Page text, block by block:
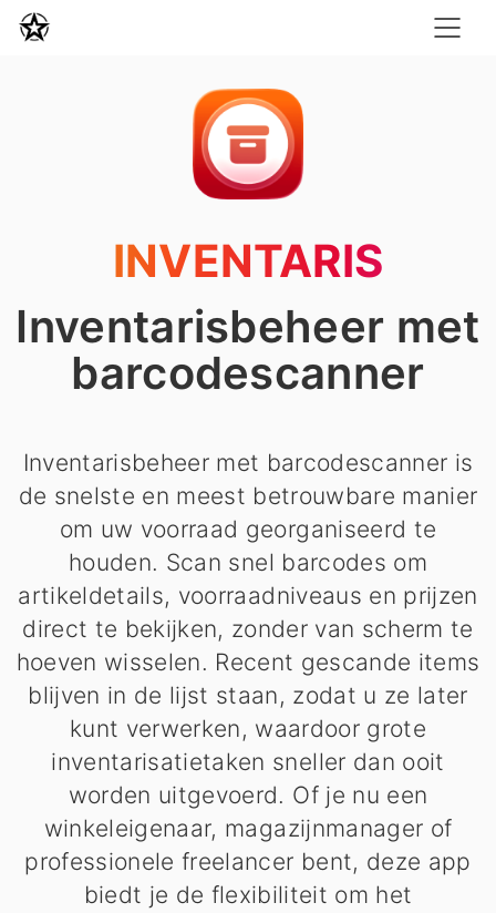
INVENTARIS
Inventarisbeheer met
barcodescanner
Inventarisbeheer met barcodescanner is
de snelste en meest betrouwbare manier
om uw voorraad georganiseerd te
houden. Scan snel barcodes om
artikeldetails, voorraadniveaus en prijzen
direct te bekijken, zonder van scherm te
hoeven wisselen. Recent gescande items
blijven in de lijst staan, zodat u ze later
kunt verwerken, waardoor grote
inventarisatietaken sneller dan ooit
worden uitgevoerd. Of je nu een
winkeleigenaar, magazijnmanager of
professionele freelancer bent, deze app
biedt je de flexibiliteit om het